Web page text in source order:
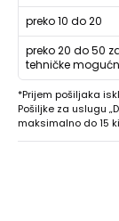
preko 10 do 20
preko 20 do 50
tehničke
*Prijem pošiljaka
Pošiljke za uslugu
maksimalno do 15